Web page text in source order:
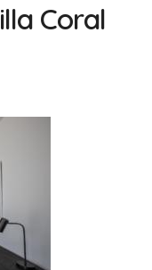
Coral